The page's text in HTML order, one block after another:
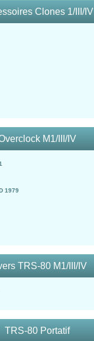
Clones 1/III/IV
M1/III/IV
1979
TRS-80 M1/III/IV
TRS-80 Portatif